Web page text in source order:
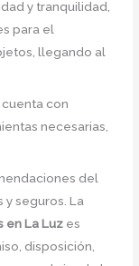
y tranquilidad,
para el
llegando al
, cuenta con
necesarias,
del
seguros. La
en La Luz es
disposición,